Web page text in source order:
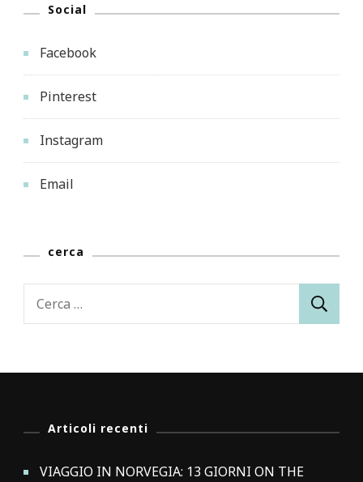
APE
Social
Facebook
Pinterest
Instagram
Email
cerca
Ricerca
Articoli recenti
VIAGGIO IN NORVEGIA: 13 GIORNI ON THE